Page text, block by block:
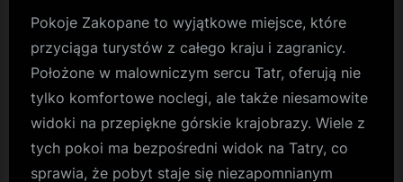
Pokoje Zakopane to wyjątkowe miejsce, które
przyciąga turystów z całego kraju i zagranicy.
Położone w malowniczym sercu Tatr, oferują nie
tylko komfortowe noclegi, ale także niesamowite
widoki na przepiękne górskie krajobrazy. Wiele z
tych pokoi ma bezpośredni widok na Tatry, co
sprawia, że pobyt staje się niezapomnianym